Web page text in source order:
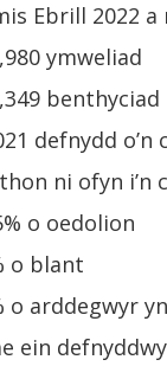
Ebrill 2022
ymweliad
defnydd
ni ofyn
o oedolion
o blant
o arddegwyr
ein